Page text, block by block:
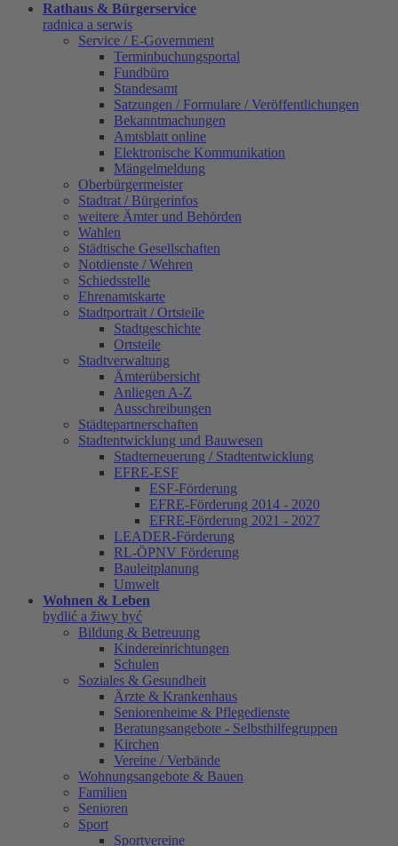
Rathaus & Bürgerservice
radnica a serwis
Service / E-Government
Terminbuchungsportal
Fundbüro
Standesamt
Satzungen / Formulare / Veröffentlichungen
Bekanntmachungen
Amtsblatt online
Elektronische Kommunikation
Mängelmeldung
Oberbürgermeister
Stadtrat / Bürgerinfos
weitere Ämter und Behörden
Wahlen
Städtische Gesellschaften
Notdienste / Wehren
Schiedsstelle
Ehrenamtskarte
Stadtportrait / Ortsteile
Stadtgeschichte
Ortsteile
Stadtverwaltung
Ämterübersicht
Anliegen A-Z
Ausschreibungen
Städtepartnerschaften
Stadtentwicklung und Bauwesen
Stadterneuerung / Stadtentwicklung
EFRE-ESF
ESF-Förderung
EFRE-Förderung 2014 - 2020
EFRE-Förderung 2021 - 2027
LEADER-Förderung
RL-ÖPNV Förderung
Bauleitplanung
Umwelt
Wohnen & Leben
bydlić a žiwy być
Bildung & Betreuung
Kindereinrichtungen
Schulen
Soziales & Gesundheit
Ärzte & Krankenhaus
Seniorenheime & Pflegedienste
Beratungsangebote - Selbsthilfegruppen
Kirchen
Vereine / Verbände
Wohnungsangebote & Bauen
Familien
Senioren
Sport
Sportvereine